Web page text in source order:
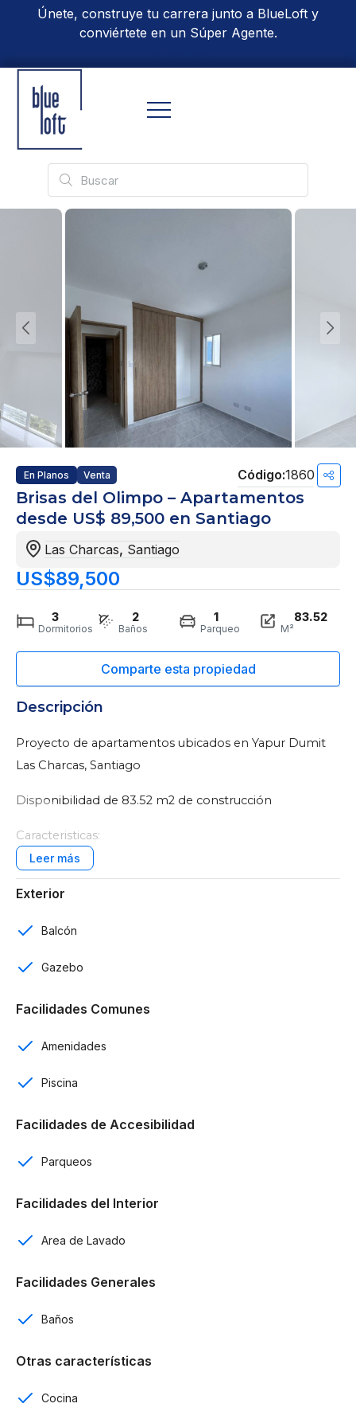
Únete, construye tu carrera junto a BlueLoft y
conviértete en un Súper Agente.
En Planos Venta 1860
Brisas del Olimpo – Apartamentos
desde US$ 89,500 en Santiago
Las Charcas, Santiago
US$89,500
3
Dormitorios
2
Baños
1
Parqueo
83.52
M²
Descripción
Proyecto de apartamentos ubicados en Yapur Dumit
Las Charcas, Santiago
Disponibilidad de 83.52 m2 de construcción
Caracteristicas:
128 apartamentos en total
2 baños
1 parqueo
Parqueos de visitas
Sala
Cocina
4tos niveles con derecho a azotea
Amenidades:
Piscina
Gazebo
Exterior
Balcón
Gazebo
Facilidades Comunes
Amenidades
Piscina
Facilidades de Accesibilidad
Parqueos
Facilidades del Interior
Area de Lavado
Facilidades Generales
Baños
Otras características
Cocina